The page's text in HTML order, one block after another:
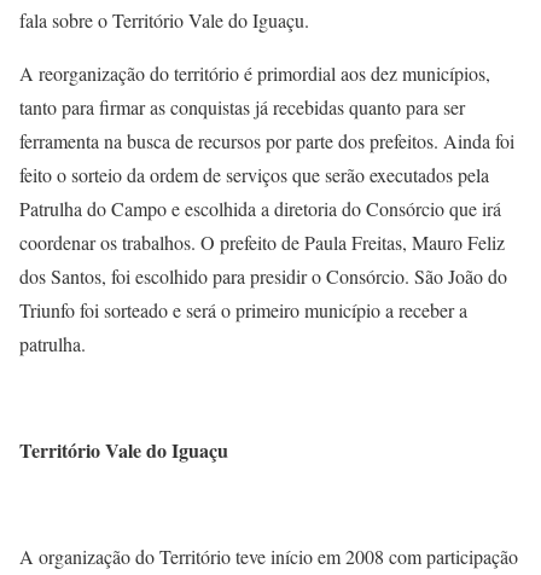
fala sobre o Território Vale do Iguaçu.
A reorganização do território é primordial aos dez municípios,
tanto para firmar as conquistas já recebidas quanto para ser
ferramenta na busca de recursos por parte dos prefeitos. Ainda foi
feito o sorteio da ordem de serviços que serão executados pela
Patrulha do Campo e escolhida a diretoria do Consórcio que irá
coordenar os trabalhos. O prefeito de Paula Freitas, Mauro Feliz
dos Santos, foi escolhido para presidir o Consórcio. São João do
Triunfo foi sorteado e será o primeiro município a receber a
patrulha.
Território Vale do Iguaçu
A organização do Território teve início em 2008 com participação